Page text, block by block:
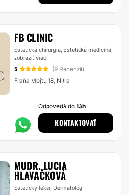
FB CLINIC
Estetická chirurgia, Estetická medicína,
zobraziť viac
5
(9 Recenzií)
Fraňa Mojtu 18, Nitra
Odpovedá do13h
KONTAKTOVAŤ
MUDR. LUCIA
HLAVAČKOVÁ
Estetický lekár, Dermatológ